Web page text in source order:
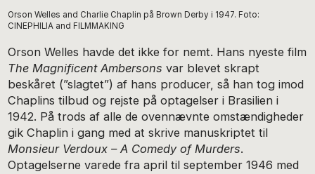
Orson Welles and Charlie Chaplin på Brown Derby i 1947. Foto:
CINEPHILIA and FILMMAKING
Orson Welles havde det ikke for nemt. Hans nyeste film
The Magnificent Ambersons var blevet skrapt
beskåret (”slagtet”) af hans producer, så han tog imod
Chaplins tilbud og rejste på optagelser i Brasilien i
1942. På trods af alle de ovennævnte omstændigheder
gik Chaplin i gang med at skrive manuskriptet til
Monsieur Verdoux – A Comedy of Murders.
Optagelserne varede fra april til september 1946 med